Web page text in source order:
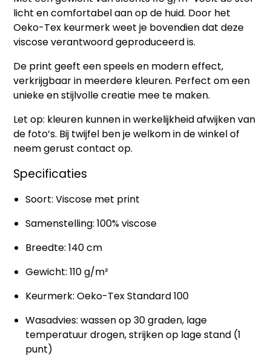
licht en comfortabel aan op de huid. Door het
Oeko-Tex keurmerk weet je bovendien dat deze
viscose verantwoord geproduceerd is.
De print geeft een speels en modern effect,
verkrijgbaar in meerdere kleuren. Perfect om een
unieke en stijlvolle creatie mee te maken.
Let op: kleuren kunnen in werkelijkheid afwijken van
de foto’s. Bij twijfel ben je welkom in de winkel of
neem gerust contact op.
Specificaties
Soort: Viscose met print
Samenstelling: 100% viscose
Breedte: 140 cm
Gewicht: 110 g/m²
Keurmerk: Oeko-Tex Standard 100
Wasadvies: wassen op 30 graden, lage
temperatuur drogen, strijken op lage stand (1
punt)